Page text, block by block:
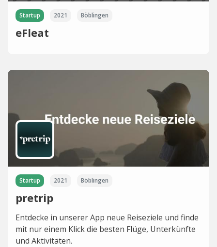
Startup 2021 Böblingen
eFleat
Startup 2021 Böblingen
pretrip
Entdecke in unserer App neue Reiseziele und finde
mit nur einem Klick die besten Flüge, Unterkünfte
und Aktivitäten.